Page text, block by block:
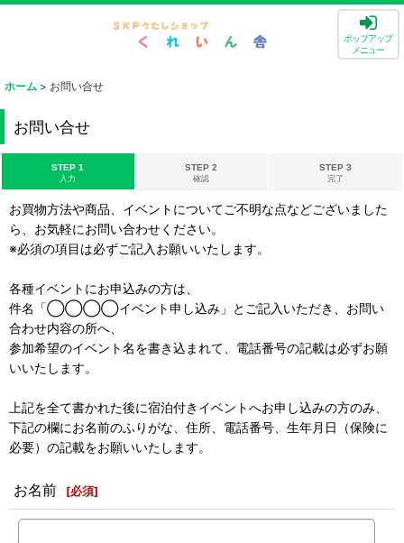
ポップアップ
メニュー
ホーム > お問い合せ
お問い合せ
STEP 1
入力
STEP 2
確認
STEP 3
完了
お買物方法や商品、イベントについてご不明な点などございました
ら、お気軽にお問い合わせください。
※必須の項目は必ずご記入お願いいたします。
各種イベントにお申込みの方は、
件名「◯◯◯◯イベント申し込み」とご記入いただき、お問い
合わせ内容の所へ、
参加希望のイベント名を書き込まれて、電話番号の記載は必ずお願
いいたします。
上記を全て書かれた後に宿泊付きイベントへお申し込みの方のみ、
下記の欄にお名前のふりがな、住所、電話番号、生年月日（保険に
必要）の記載をお願いいたします。
お名前 [必須]